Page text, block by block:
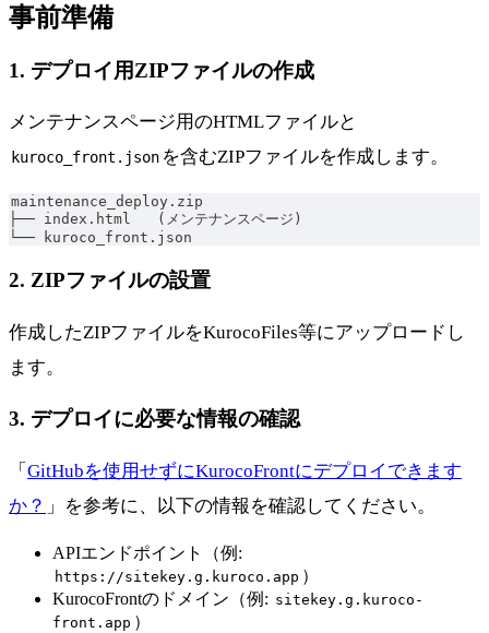
事前準備
1. デプロイ用ZIPファイルの作成
メンテナンスページ用のHTMLファイルと
kuroco_front.json を含むZIPファイルを作成します。
maintenance_deploy.zip
├── index.html   (メンテナンスページ)
└── kuroco_front.json
2. ZIPファイルの設置
作成したZIPファイルをKurocoFiles等にアップロードし
ます。
3. デプロイに必要な情報の確認
「 GitHubを使用せずにKurocoFrontにデプロイできます
か？ 」を参考に、以下の情報を確認してください。
APIエンドポイント（例:
https://sitekey.g.kuroco.app ）
KurocoFrontのドメイン（例: sitekey.g.kuroco-
front.app ）